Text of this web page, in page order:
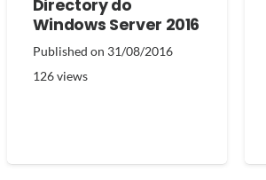
Directory do
Windows Server 2016
Published on 31/08/2016
126views